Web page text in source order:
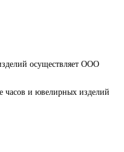
осуществляет ООО
часов и ювелирных изделий